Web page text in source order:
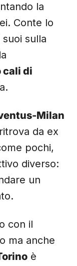
la
Conte lo
sulla
cali di
Milan
ritrova da ex
pochi,
diverso:
un
con il
ma anche
è